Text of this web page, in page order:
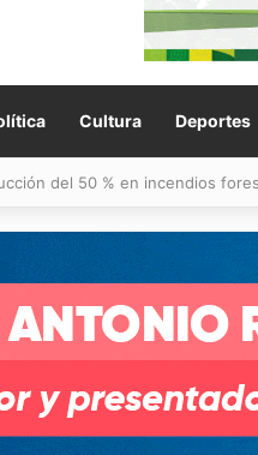
Cultura Deportes
del 50 % en incendios